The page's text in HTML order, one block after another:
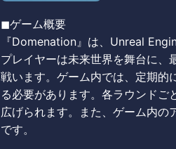
◼︎ゲーム概要
『Domenation』は、Unreal
プレイヤーは未来世界を舞台に、
戦います。ゲーム内では、定期的
る必要があります。各ラウンドご
広げられます。また、ゲーム内の
です。